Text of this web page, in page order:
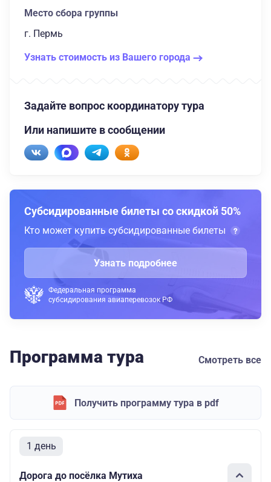
Место сбора группы
г. Пермь
Узнать стоимость из Вашего города
Задайте вопрос координатору тура
Или напишите в сообщении
Субсидированные билеты со скидкой 50%
Кто может купить субсидированные билеты
Узнать подробнее
Федеральная программа
субсидирования авиаперевозок РФ
Программа тура Смотреть все
Получить программу тура в pdf
1 день
Дорога до посёлка Мутиха